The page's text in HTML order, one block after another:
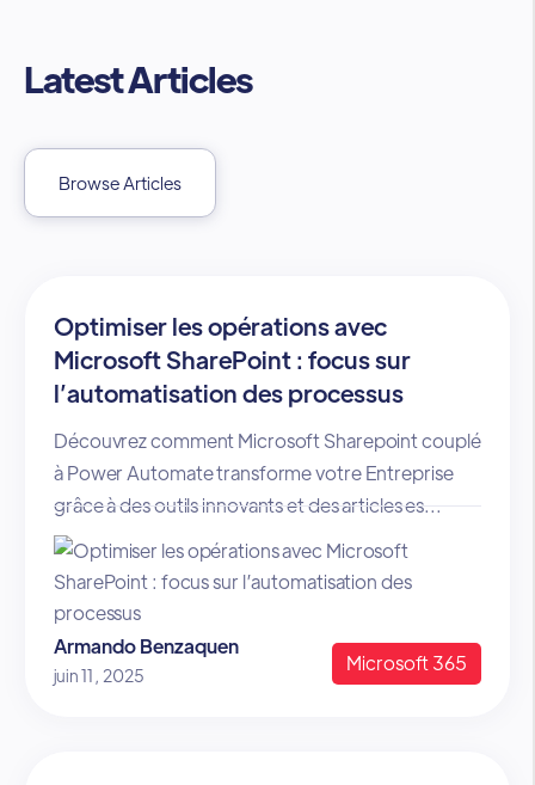
Latest Articles
Browse Articles
Optimiser les opérations avec
Microsoft SharePoint : focus sur
l’automatisation des processus
Découvrez comment Microsoft Sharepoint couplé
à Power Automate transforme votre Entreprise
grâce à des outils innovants et des articles es...
Armando Benzaquen
juin 11, 2025 Microsoft 365